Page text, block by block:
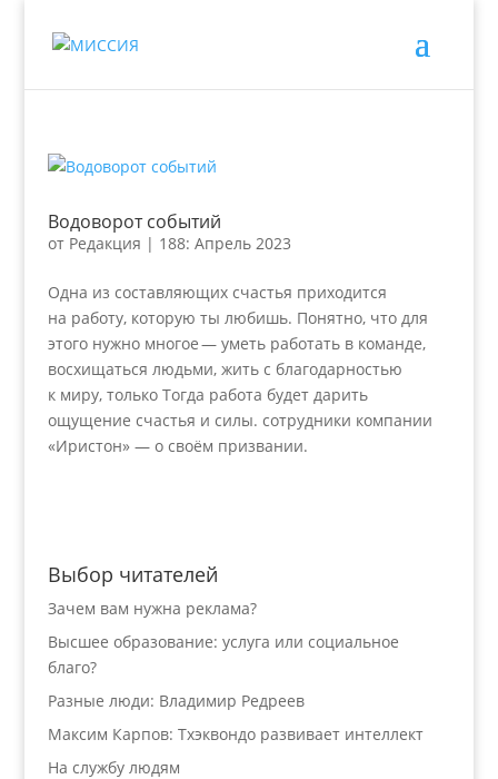
Водоворот событий
от Редакция | 188: Апрель 2023
Одна из составляющих счастья приходится
на работу, которую ты любишь. Понятно, что для
этого нужно многое — уметь работать в команде,
восхищаться людьми, жить с благодарностью
к миру, только Тогда работа будет дарить
ощущение счастья и силы. сотрудники компании
«Иристон» — о своём призвании.
Выбор читателей
Зачем вам нужна реклама?
Высшее образование: услуга или социальное
благо?
Разные люди: Владимир Редреев
Максим Карпов: Тхэквондо развивает интеллект
На службу людям